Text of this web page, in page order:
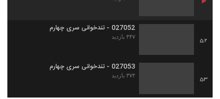
52
027052 - تندخوانی سری چهارم
۴۴۷ بازدید
53
027053 - تندخوانی سری چهارم
۳۷۴ بازدید